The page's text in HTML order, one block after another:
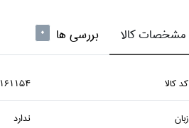
مشخصات کالا بررسی ها 0
كد كالا 161154
زبان ندارد